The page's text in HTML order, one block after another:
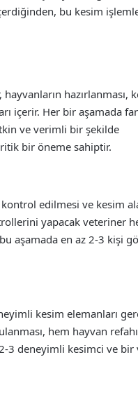
bu kesim
hazırlanması,
içerir. Her bir aşamada
ve verimli bir şekilde
bir öneme sahiptir.
kontrol edilmesi ve kesim
yapacak veteriner
aşamada en az 2-3 kişi
kesim elemanları
hem hayvan
3 deneyimli kesimci ve